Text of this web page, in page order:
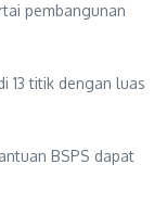
pembangunan
13 titik dengan luas
BSPS dapat